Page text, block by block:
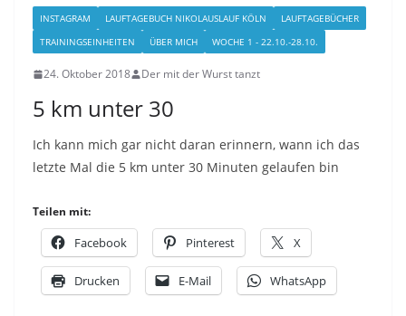
INSTAGRAM LAUFTAGEBUCH NIKOLAUSLAUF KÖLN
LAUFTAGEBÜCHER
TRAININGSEINHEITEN
ÜBER MICH WOCHE 1 - 22.10.-28.10.
24. Oktober 2018 Der mit der Wurst tanzt
5 km unter 30
Ich kann mich gar nicht daran erinnern, wann ich das
letzte Mal die 5 km unter 30 Minuten gelaufen bin
Teilen mit:
Facebook Pinterest X
Drucken E-Mail WhatsApp